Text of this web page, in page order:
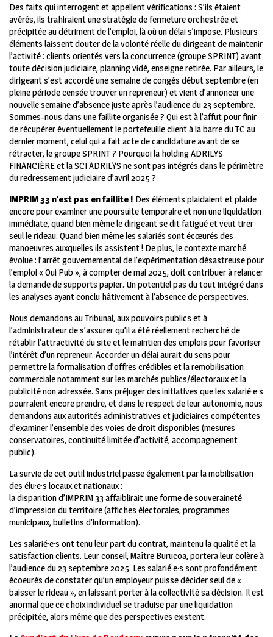
Des faits qui interrogent et appellent vérifications : S’ils étaient
avérés, ils trahiraient une stratégie de fermeture orchestrée et
précipitée au détriment de l’emploi, là où un délai s’impose. Plusieurs
éléments laissent douter de la volonté réelle du dirigeant de maintenir
l’activité : clients orientés vers la concurrence (groupe SPRINT) avant
toute décision judiciaire, planning vidé, enseigne retirée. Par ailleurs, le
dirigeant s’est accordé une semaine de congés début septembre (en
pleine période censée trouver un repreneur) et vient d’annoncer une
nouvelle semaine d’absence juste après l’audience du 23 septembre.
Sommes-nous dans une faillite organisée ? Qui est à l’affut pour finir
de récupérer éventuellement le portefeuille client à la barre du TC au
dernier moment, celui qui a fait acte de candidature avant de se
rétracter, le groupe SPRINT ? Pourquoi la holding ADRILYS
FINANCIÈRE et la SCI ADRILYS ne sont pas intégrés dans le périmètre
du redressement judiciaire d’avril 2025 ?
IMPRIM 33 n’est pas en faillite ! Des éléments plaidaient et plaide
encore pour examiner une poursuite temporaire et non une liquidation
immédiate, quand bien même le dirigeant se dit fatigué et veut tirer
seul le rideau. Quand bien même les salariés sont écœurés des
manoeuvres auxquelles ils assistent ! De plus, le contexte marché
évolue : l’arrêt gouvernemental de l’expérimentation désastreuse pour
l’emploi « Oui Pub », à compter de mai 2025, doit contribuer à relancer
la demande de supports papier. Un potentiel pas du tout intégré dans
les analyses ayant conclu hâtivement à l’absence de perspectives.
Nous demandons au Tribunal, aux pouvoirs publics et à
l’administrateur de s’assurer qu’il a été réellement recherché de
rétablir l’attractivité du site et le maintien des emplois pour favoriser
l’intérêt d’un repreneur. Accorder un délai aurait du sens pour
permettre la formalisation d’offres crédibles et la remobilisation
commerciale notamment sur les marchés publics/électoraux et la
publicité non adressée. Sans préjuger des initiatives que les salarié·e·s
pourraient encore prendre, et dans le respect de leur autonomie, nous
demandons aux autorités administratives et judiciaires compétentes
d’examiner l’ensemble des voies de droit disponibles (mesures
conservatoires, continuité limitée d’activité, accompagnement
public).
La survie de cet outil industriel passe également par la mobilisation
des élu·e·s locaux et nationaux :
la disparition d’IMPRIM 33 affaiblirait une forme de souveraineté
d’impression du territoire (affiches électorales, programmes
municipaux, bulletins d’information).
Les salarié·e·s ont tenu leur part du contrat, maintenu la qualité et la
satisfaction clients. Leur conseil, Maître Burucoa, portera leur colère à
l’audience du 23 septembre 2025. Les salarié·e·s sont profondément
écoeurés de constater qu’un employeur puisse décider seul de «
baisser le rideau », en laissant porter à la collectivité sa décision. Il est
anormal que ce choix individuel se traduise par une liquidation
précipitée, alors même que des perspectives existent.